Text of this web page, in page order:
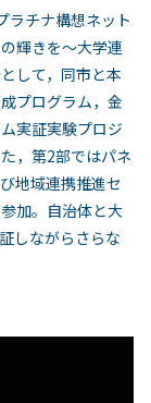
ラチナ構想ネット
輝きを～大学連
して，同市と本
プログラム，金
実証実験プロジ
，第2部ではパネ
地域連携推進セ
加。自治体と大
しながらさらな